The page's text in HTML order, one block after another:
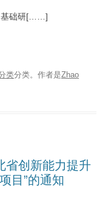
基础研[……]
类分类。 作者是Zhao
省创新能力提升
目”的通知